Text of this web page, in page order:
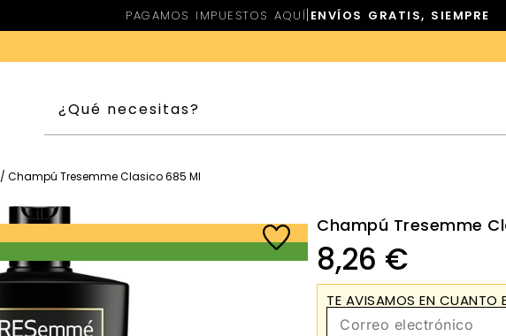
PAGAMOS IMPUESTOS AQUÍ| ENVÍOS GRATIS, SIEMPRE
/ Champú Tresemme Clasico 685 Ml
Champú Tresemme
8,26 €
TE AVISAMOS EN CUANTO